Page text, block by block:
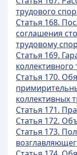
трудового
Статья 168.
соглашения
трудовому
Статья 169.
коллективного
Статья 170.
коллективных
Статья 171.
Статья 172.
Статья 173.